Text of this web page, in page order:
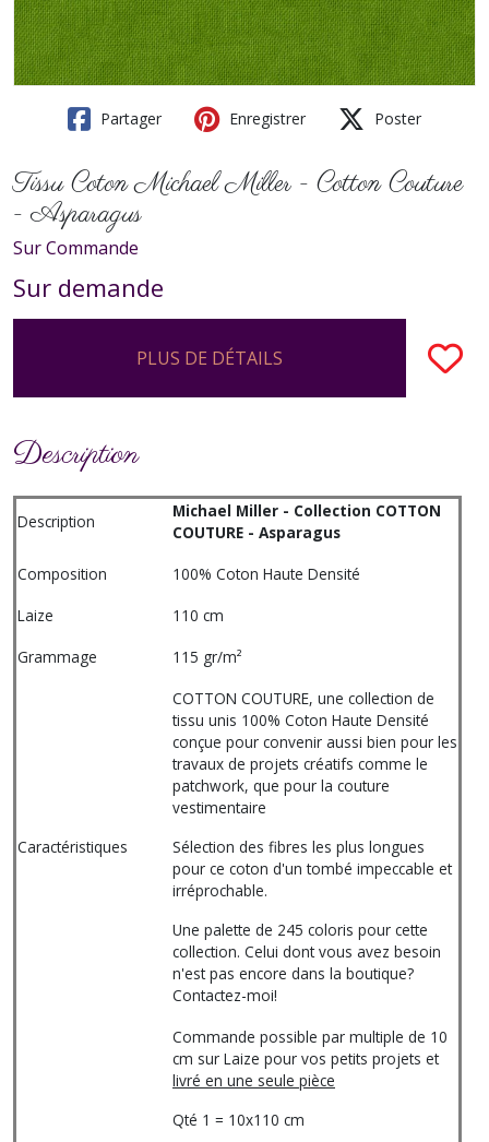
Partager Enregistrer Poster
Tissu Coton Michael Miller - Cotton Couture
- Asparagus
Sur Commande
Sur demande
PLUS DE DÉTAILS
Description
Description
Michael Miller - Collection COTTON
COUTURE - Asparagus
Composition
100% Coton Haute Densité
Laize
110 cm
Grammage
115 gr/m²
Caractéristiques
COTTON COUTURE, une collection de
tissu unis 100% Coton Haute Densité
conçue pour convenir aussi bien pour les
travaux de projets créatifs comme le
patchwork, que pour la couture
vestimentaire
Sélection des fibres les plus longues
pour ce coton d'un tombé impeccable et
irréprochable.
Une palette de 245 coloris pour cette
collection. Celui dont vous avez besoin
n'est pas encore dans la boutique?
Contactez-moi!
Commande possible par multiple de 10
cm sur Laize pour vos petits projets et
livré en une seule pièce
Qté 1 = 10x110 cm